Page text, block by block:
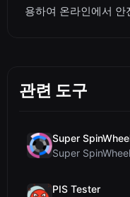
용하여 온라인에서 안
관련 도구
Super
PIS Tester